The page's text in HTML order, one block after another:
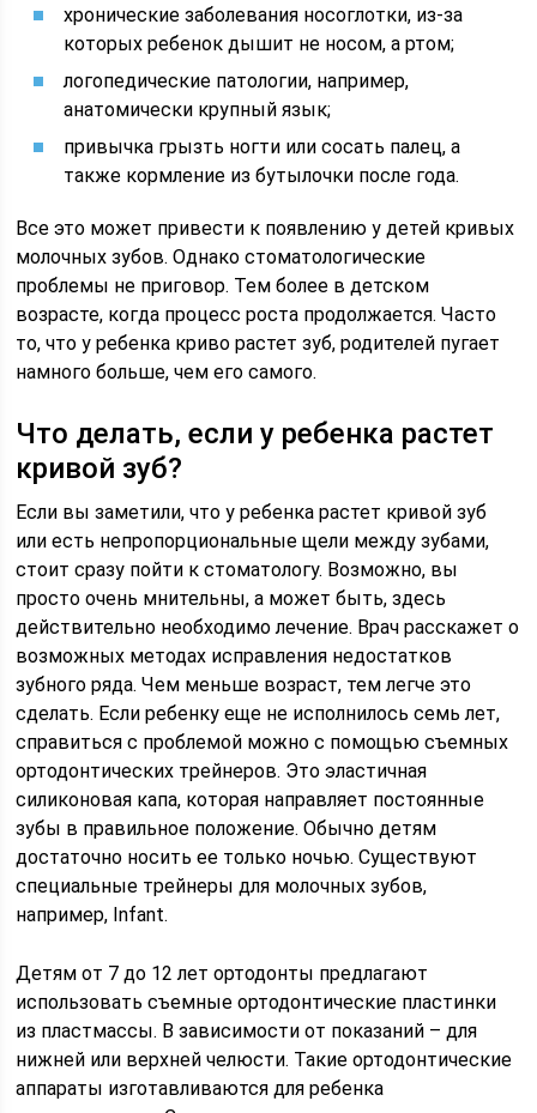
хронические заболевания носоглотки, из-за
которых ребенок дышит не носом, а ртом;
логопедические патологии, например,
анатомически крупный язык;
привычка грызть ногти или сосать палец, а
также кормление из бутылочки после года.
Все это может привести к появлению у детей кривых
молочных зубов. Однако стоматологические
проблемы не приговор. Тем более в детском
возрасте, когда процесс роста продолжается. Часто
то, что у ребенка криво растет зуб, родителей пугает
намного больше, чем его самого.
Что делать, если у ребенка растет
кривой зуб?
Если вы заметили, что у ребенка растет кривой зуб
или есть непропорциональные щели между зубами,
стоит сразу пойти к стоматологу. Возможно, вы
просто очень мнительны, а может быть, здесь
действительно необходимо лечение. Врач расскажет о
возможных методах исправления недостатков
зубного ряда. Чем меньше возраст, тем легче это
сделать. Если ребенку еще не исполнилось семь лет,
справиться с проблемой можно с помощью съемных
ортодонтических трейнеров. Это эластичная
силиконовая капа, которая направляет постоянные
зубы в правильное положение. Обычно детям
достаточно носить ее только ночью. Существуют
специальные трейнеры для молочных зубов,
например, Infant.
Детям от 7 до 12 лет ортодонты предлагают
использовать съемные ортодонтические пластинки
из пластмассы. В зависимости от показаний – для
нижней или верхней челюсти. Такие ортодонтические
аппараты изготавливаются для ребенка